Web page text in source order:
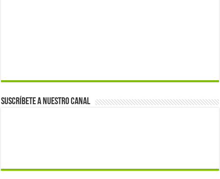
Suscríbete a nuestro canal